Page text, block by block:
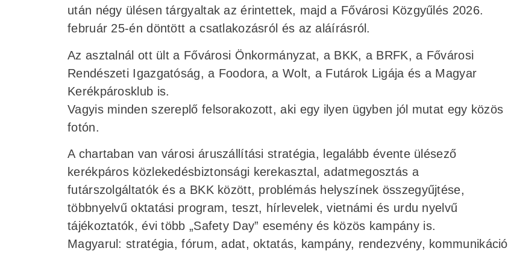
után négy ülésen tárgyaltak az érintettek, majd a Fővárosi Közgyűlés 2026.
február 25-én döntött a csatlakozásról és az aláírásról.
Az asztalnál ott ült a Fővárosi Önkormányzat, a BKK, a BRFK, a Fővárosi
Rendészeti Igazgatóság, a Foodora, a Wolt, a Futárok Ligája és a Magyar
Kerékpárosklub is.
Vagyis minden szereplő felsorakozott, aki egy ilyen ügyben jól mutat egy közös
fotón.
A chartaban van városi áruszállítási stratégia, legalább évente ülésező
kerékpáros közlekedésbiztonsági kerekasztal, adatmegosztás a
futárszolgáltatók és a BKK között, problémás helyszínek összegyűjtése,
többnyelvű oktatási program, teszt, hírlevelek, vietnámi és urdu nyelvű
tájékoztatók, évi több „Safety Day” esemény és közös kampány is.
Magyarul: stratégia, fórum, adat, oktatás, kampány, rendezvény, kommunikáció